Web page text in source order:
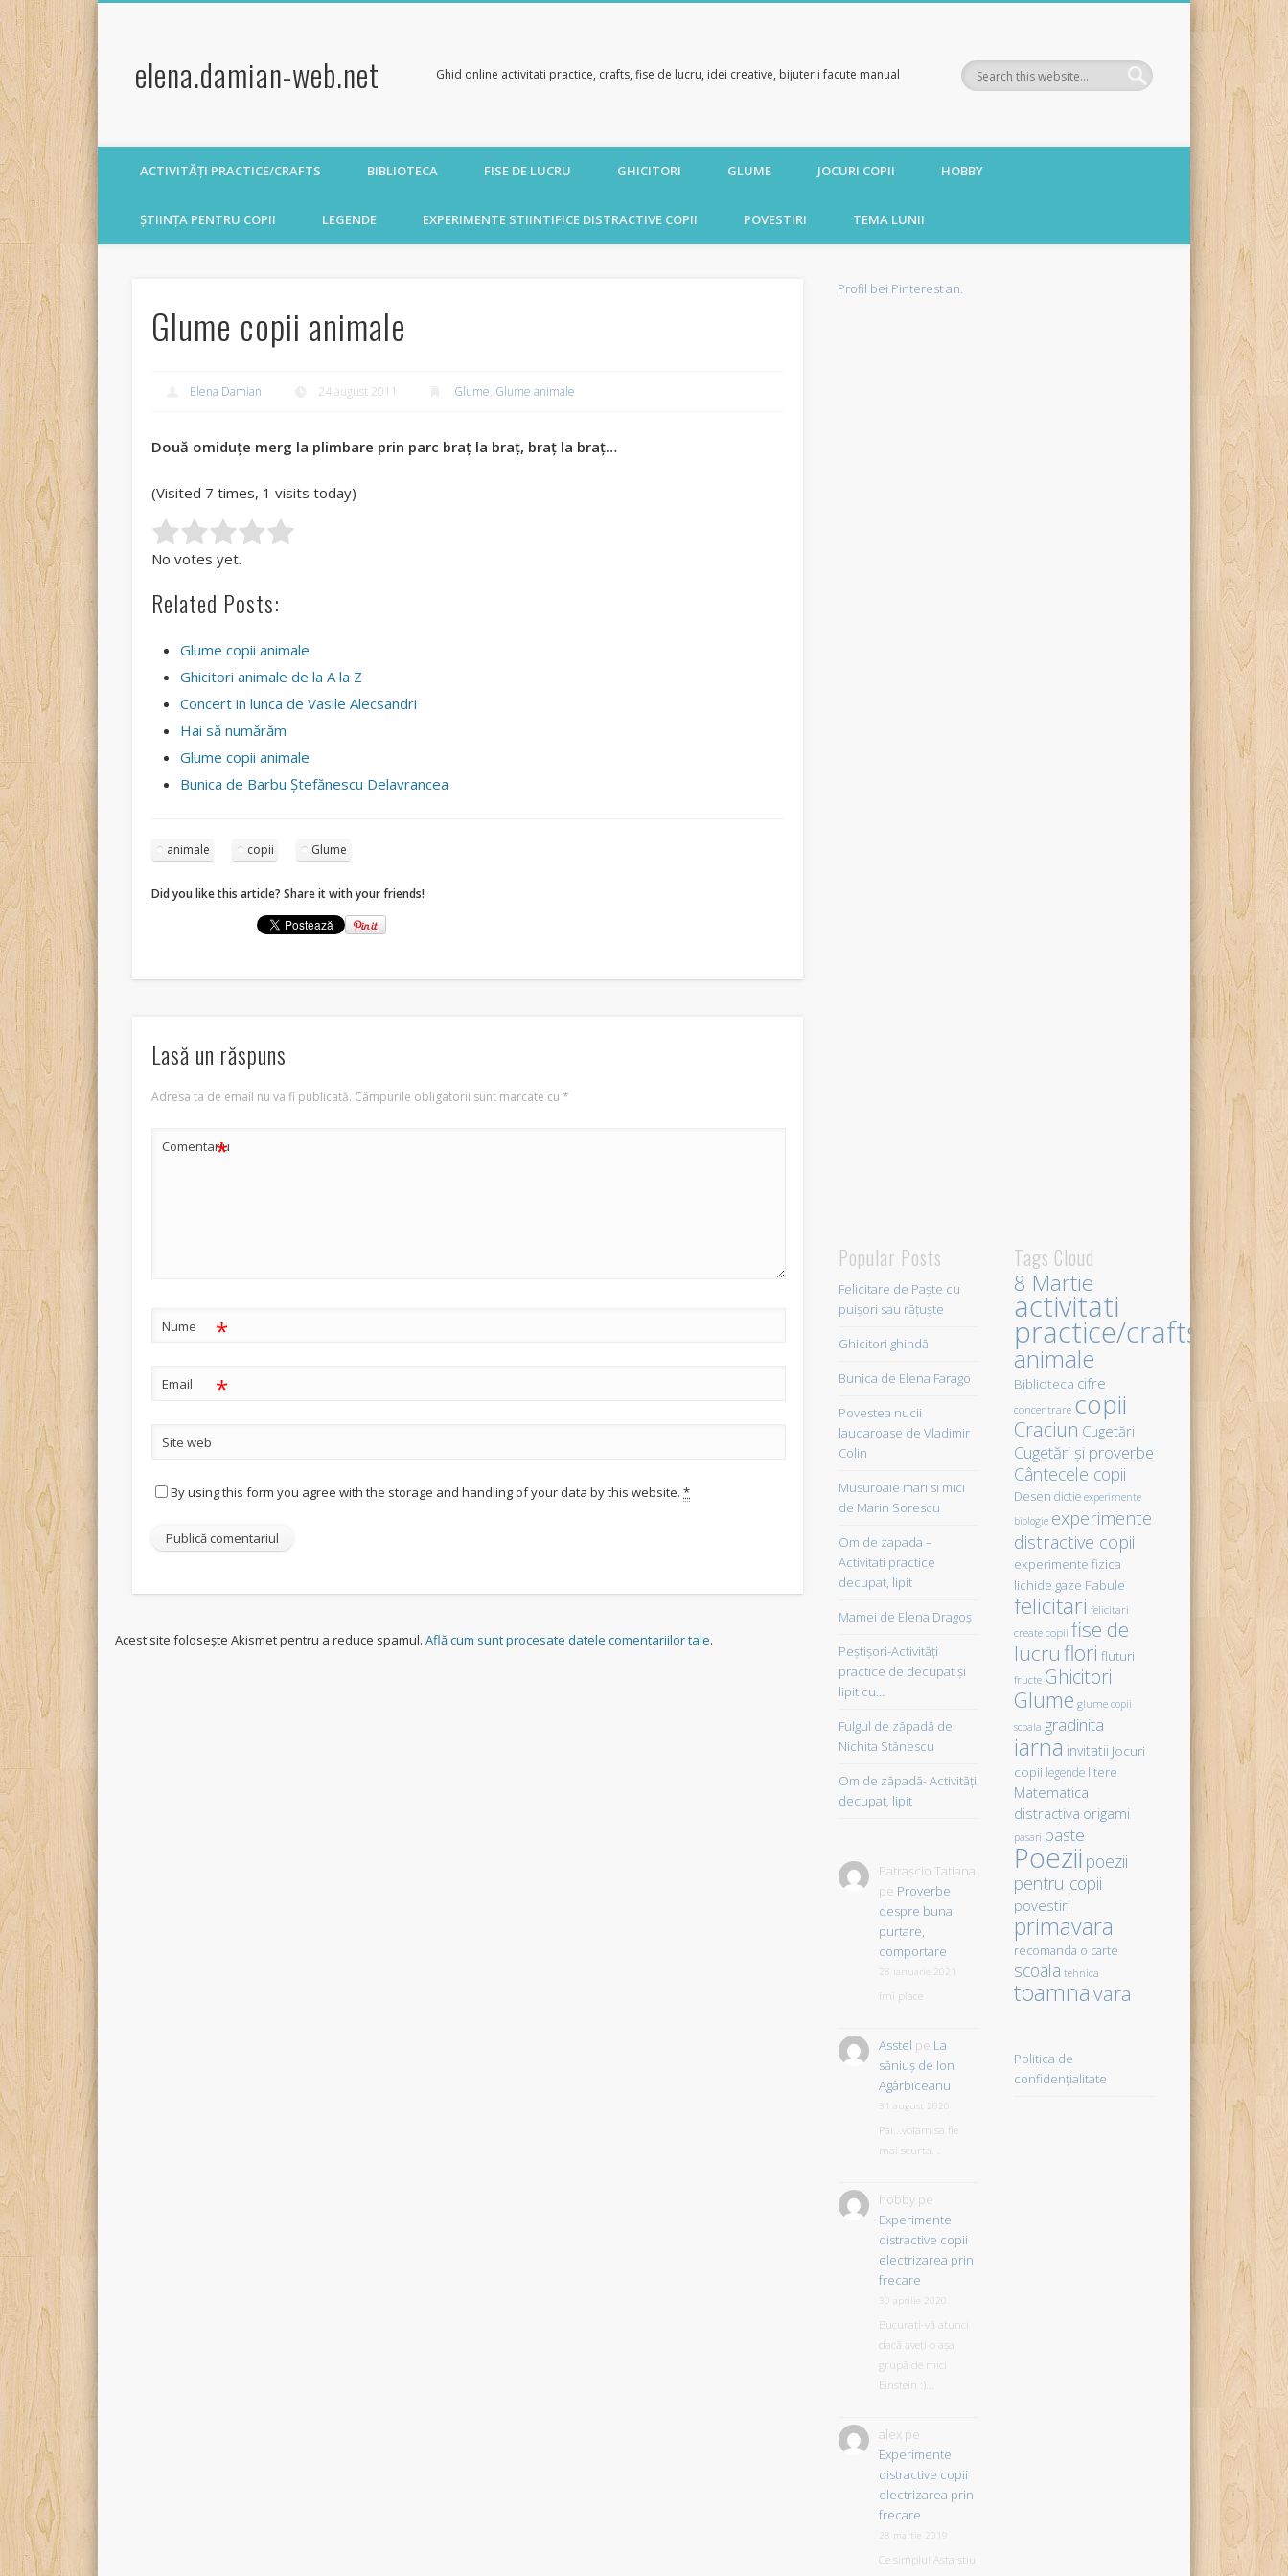
elena.damian-web.net Ghid online activitati practice, crafts, fise de lucru, idei creative, bijuterii facute manual
ACTIVITĂȚI PRACTICE/CRAFTS BIBLIOTECA FISE DE LUCRU GHICITORI GLUME JOCURI COPII HOBBY
ȘTIINȚA PENTRU COPII LEGENDE EXPERIMENTE STIINTIFICE DISTRACTIVE COPII POVESTIRI TEMA LUNII
Glume copii animale
Elena Damian 24 august 2011 Glume, Glume animale
Două omiduţe merg la plimbare prin parc braţ la braţ, braţ la braţ…
(Visited 7 times, 1 visits today)
Rate this item:
No votes yet.
Related Posts:
Glume copii animale
Ghicitori animale de la A la Z
Concert in lunca de Vasile Alecsandri
Hai să numărăm
Glume copii animale
Bunica de Barbu Ştefănescu Delavrancea
animale copii Glume
Did you like this article? Share it with your friends!
Lasă un răspuns
Adresa ta de email nu va fi publicată. Câmpurile obligatorii sunt marcate cu*
Comentariu
*
Nume *
Email *
Site web
By using this form you agree with the storage and handling of your data by this website.*
Acest site folosește Akismet pentru a reduce spamul.Află cum sunt procesate datele comentariilor tale.
Profil bei Pinterest an.
Popular Posts
Felicitare de Paște cu
puișori sau rățuște
Ghicitori ghindă
Bunica de Elena Farago
Povestea nucii
laudaroase de Vladimir
Colin
Musuroaie mari si mici
de Marin Sorescu
Om de zapada –
Activitati practice
decupat, lipit
Mamei de Elena Dragoş
Peştişori-Activităţi
practice de decupat şi
lipit cu…
Fulgul de zăpadă de
Nichita Stănescu
Om de zăpadă- Activităţi
decupat, lipit
Patrașcio Tatiana
pe Proverbe
despre buna
purtare,
comportare
28 ianuarie 2021
îmi place
Asstel pe La
săniuş de Ion
Agârbiceanu
31 august 2020
Pai...voiam sa fie
mai scurta. .
hobbype
Experimente
distractive copii
electrizarea prin
frecare
30 aprilie 2020
Bucurați-vă atunci
dacă aveți o așa
grupă de mici
Einstein :)...
alexpe
Experimente
distractive copii
electrizarea prin
frecare
28 martie 2019
Ce simplu! Asta știu
Tags Cloud
8 Martie
activitati
practice/crafts
animale
Biblioteca cifre
concentrare copii
Craciun Cugetări
Cugetări şi proverbe
Cântecele copii
Desen dictie experimente
biologie experimente
distractive copii
experimente fizica
lichide gaze Fabule
felicitari felicitari
create copii fise de
lucruflori fluturi
fructe Ghicitori
Glume glume copii
scoala gradinita
iarna invitatii Jocuri
copii legende litere
Matematica
distractiva origami
pasari paste
Poezii poezii
pentru copii
povestiri
primavara
recomanda o carte
scoala tehnica
toamnavara
Politica de
confidențialitate